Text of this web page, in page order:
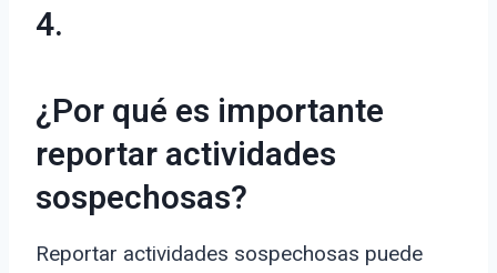
4.
¿Por qué es importante
reportar actividades
sospechosas?
Reportar actividades sospechosas puede